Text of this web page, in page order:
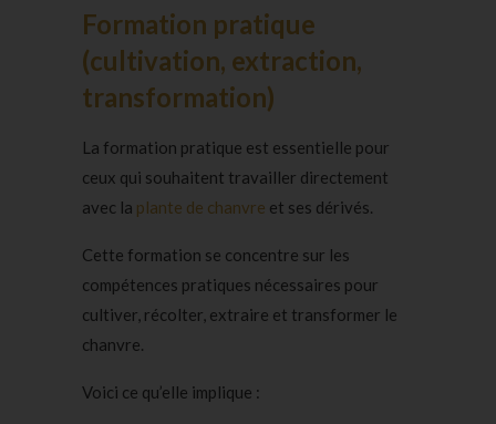
Formation pratique
(cultivation, extraction,
transformation)
La formation pratique est essentielle pour
ceux qui souhaitent travailler directement
avec la plante de chanvre et ses dérivés.
Cette formation se concentre sur les
compétences pratiques nécessaires pour
cultiver, récolter, extraire et transformer le
chanvre.
Voici ce qu’elle implique :